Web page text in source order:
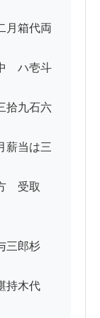
月箱代両
斗
六
三
取
三郎杉
代